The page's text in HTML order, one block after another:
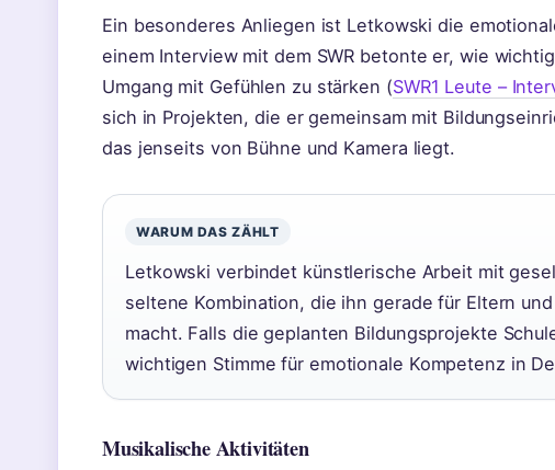
Ein besonderes Anliegen ist Letkowski die
einem Interview mit dem SWR betonte er, wie
Umgang mit Gefühlen zu stärken (SWR1 Leute –
sich in Projekten, die er gemeinsam mit
das jenseits von Bühne und Kamera liegt.
WARUM DAS ZÄHLT
Letkowski verbindet künstlerische Arbeit mit
seltene Kombination, die ihn gerade für Eltern
macht. Falls die geplanten Bildungsprojekte
wichtigen Stimme für emotionale Kompetenz in
Musikalische Aktivitäten